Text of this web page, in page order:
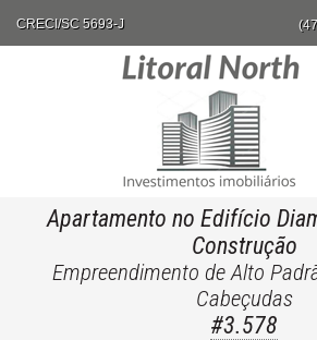
CRECI/SC 5693-J
Apartamento no Edifício
Construção
Empreendimento de Alto
Cabeçudas
#3.578